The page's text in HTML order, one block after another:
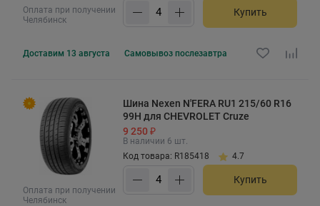
Оплата при получении
Челябинск
Купить
Доставим 13 августа Самовывоз послезавтра
Оплата при получении
Челябинск
Шина Nexen N'FERA RU1 215/60 R16
99H для CHEVROLET Cruze
9 250 ₽
В наличии 6 шт.
Код товара: R185418
4.7
Купить